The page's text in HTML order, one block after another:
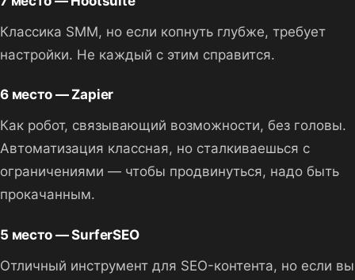
Классика SMM, но если копнуть глубже, требует
настройки. Не каждый с этим справится.
6 место — Zapier
Как робот, связывающий возможности, без головы.
Автоматизация классная, но сталкиваешься с
ограничениями — чтобы продвинуться, надо быть
прокачанным.
5 место — SurferSEO
Отличный инструмент для SEO-контента, но если вы